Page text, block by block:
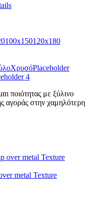
100x150120x180
ΧρυσόPlaceholder
4
ποιότητας με ξύλινο
αγοράς στην χαμηλότερη
metal Texture